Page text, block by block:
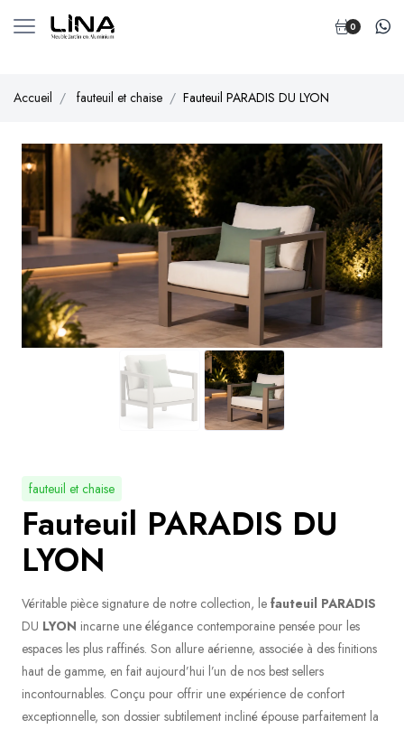
0
Accueil fauteuil et chaise Fauteuil PARADIS DU LYON
fauteuil et chaise
Fauteuil PARADIS DU
LYON
Véritable pièce signature de notre collection, le fauteuil PARADIS
DU LYON incarne une élégance contemporaine pensée pour les
espaces les plus raffinés. Son allure aérienne, associée à des finitions
haut de gamme, en fait aujourd’hui l’un de nos best sellers
incontournables. Conçu pour offrir une expérience de confort
exceptionnelle, son dossier subtilement incliné épouse parfaitement la